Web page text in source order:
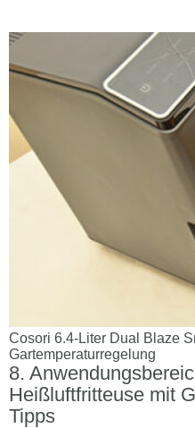
Cosori 6.4-Liter Dual Blaze
Gartemperaturregelung
Heißluftfritteuse mit
Tipps